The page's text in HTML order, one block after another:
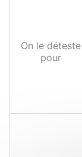
On le déteste
pour